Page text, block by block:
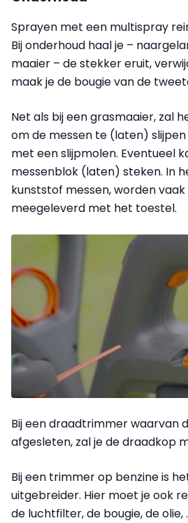
Sprayen met een multispray
Bij onderhoud haal je –
maaier – de stekker eruit,
maak je de bougie van de
Net als bij een grasmaaier, zal
om de messen te (laten)
met een slijpmolen. Eventueel
messenblok (laten) steken. In
kunststof messen, worden
meegeleverd met het toestel.
Bij een draadtrimmer waarvan
afgesleten, zal je de draadkop
Bij een trimmer op benzine is
uitgebreider. Hier moet je ook
de luchtfilter, de bougie, de olie,